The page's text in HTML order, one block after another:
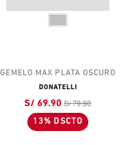
GEMELO MAX PLATA OSCURO
DONATELLI
S/ 69.90 S/ 79.90
13% DSCTO